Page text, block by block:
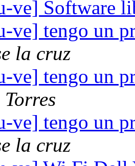
ve] Software
ve] tengo un
la cruz
ve] tengo un
ve] tengo un
la cruz